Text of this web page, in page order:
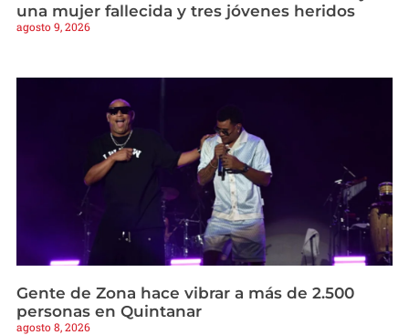
una mujer fallecida y tres jóvenes heridos
agosto 9, 2026
Gente de Zona hace vibrar a más de 2.500
personas en Quintanar
agosto 8, 2026